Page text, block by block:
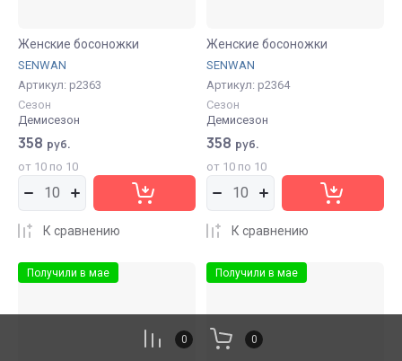
Женские босоножки
SENWAN
Артикул: р2363
Сезон
Демисезон
358 руб.
от 10 по 10
К сравнению
Женские босоножки
SENWAN
Артикул: р2364
Сезон
Демисезон
358 руб.
от 10 по 10
К сравнению
Получили в мае Получили в мае
0 0